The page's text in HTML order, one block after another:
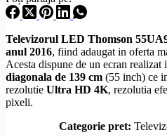
Televizorul LED Thomson
anul 2016, fiind adaugat in oferta
Acesta dispune de un ecran
diagonala de 139 cm (55 inch) ce
rezolutie Ultra HD 4K, rezolutia
pixeli.
Categorie pret: